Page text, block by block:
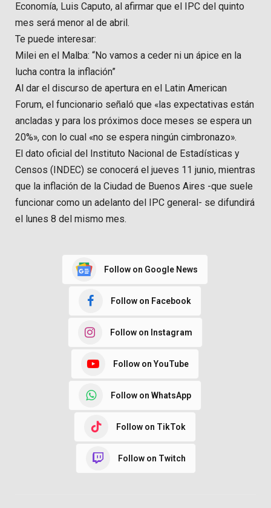
Economía, Luis Caputo, al afirmar que el IPC del quinto
mes será menor al de abril.
Te puede interesar:
Milei en el Malba: “No vamos a ceder ni un ápice en la
lucha contra la inflación”
Al dar el discurso de apertura en el Latin American
Forum, el funcionario señaló que «las expectativas están
ancladas y para los próximos doce meses se espera un
20%», con lo cual «no se espera ningún cimbronazo».
El dato oficial del Instituto Nacional de Estadísticas y
Censos (INDEC) se conocerá el jueves 11 junio, mientras
que la inflación de la Ciudad de Buenos Aires -que suele
funcionar como un adelanto del IPC general- se difundirá
el lunes 8 del mismo mes.
Follow on Google News
Follow on Facebook
Follow on Instagram
Follow on YouTube
Follow on WhatsApp
Follow on TikTok
Follow on Twitch